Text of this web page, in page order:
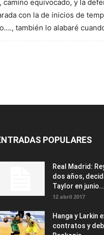
equivocado, y la
con la de inicios de
también lo alabaré
POPULARES
Real Madrid:
dos años,
Taylor en junio...
12 abril 2017
Hanga y Larkin
contratos y